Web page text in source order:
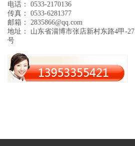
电话： 0533-2170136
传真： 0533-6281377
邮箱： 2835866@qq.com
地址： 山东省淄博市张店新村东路4甲-27
号